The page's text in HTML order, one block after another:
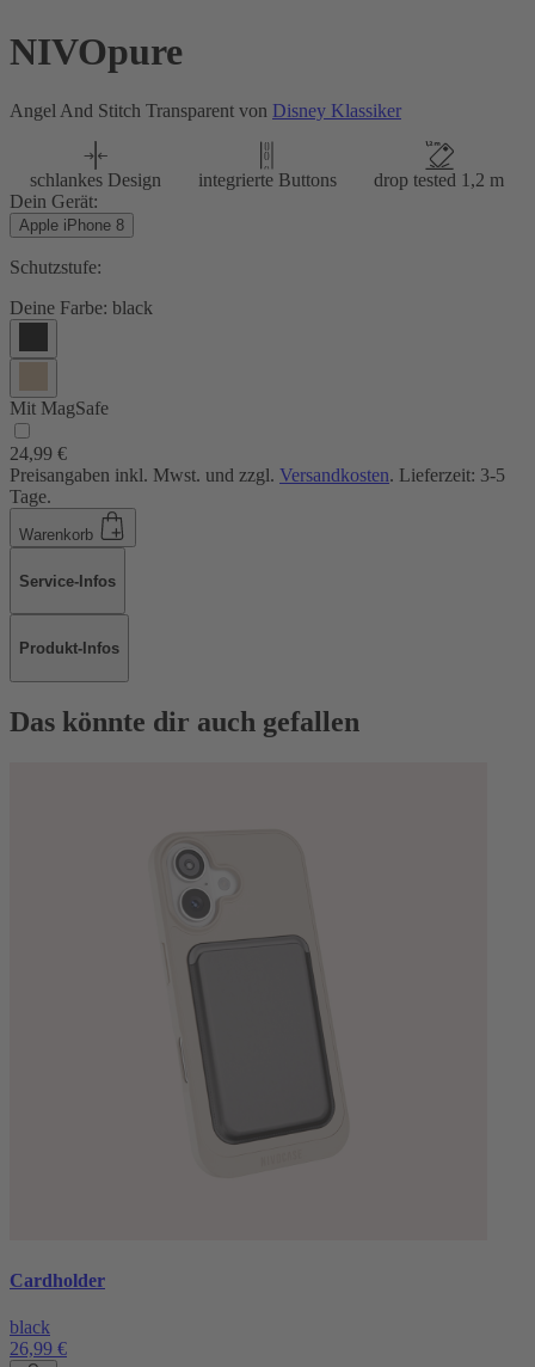
NIVOpure
Angel And Stitch Transparent von Disney Klassiker
schlankes Design integrierte Buttons
drop tested 1,2 m
Dein Gerät:
Apple iPhone 8
Schutzstufe:
Deine Farbe: black
Mit MagSafe
24,99 €
Preisangaben inkl. Mwst. und zzgl. Versandkosten. Lieferzeit: 3-5
Tage.
Warenkorb
Service-Infos
Produkt-Infos
Das könnte dir auch gefallen
Cardholder
black
26,99 €